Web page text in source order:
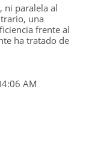
ni paralela al
una
frente al
ha tratado de
AM